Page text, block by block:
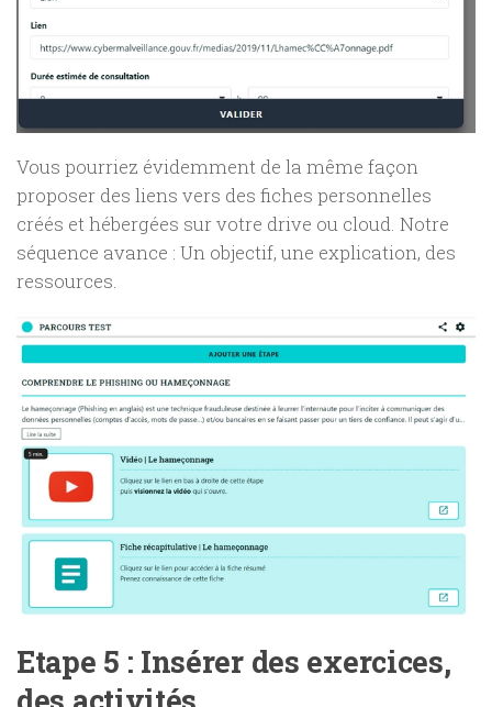
Vous pourriez évidemment de la même façon
proposer des liens vers des fiches personnelles
créés et hébergées sur votre drive ou cloud. Notre
séquence avance : Un objectif, une explication, des
ressources.
Etape 5 : Insérer des exercices,